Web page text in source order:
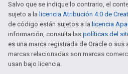
Salvo que se indique lo contrario, el
sujeto a la licencia Atribución 4.0 de
de código están sujetos a la licencia
información, consulta las políticas del
es una marca registrada de Oracle o sus
marcas relacionadas son marcas
usan bajo licencia.